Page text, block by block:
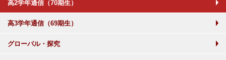
高2学年通信（70期生）
高3学年通信（69期生）
グローバル・探究